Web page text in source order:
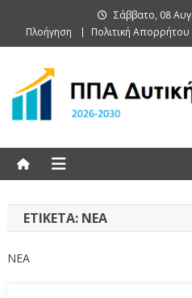
content
Σάββατο, 08
Πλοήγηση
Πολιτική Απορρήτου
ΕΤΙΚΈΤΑ: ΝΕΑ
NEA